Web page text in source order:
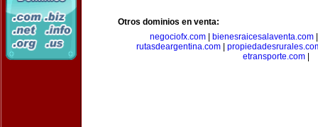
Otros dominios en venta:
negociofx.com| bienesraicesalaventa.com
rutasdeargentina.com
etransporte.com